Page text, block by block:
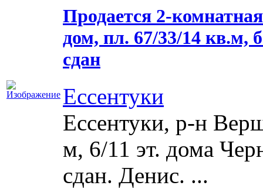
Продается 2-
дом, пл. 67/33/14 кв.м,
сдан
Ессентуки
Ессентуки, р-н
м, 6/11 эт. дома
сдан. Денис. ...